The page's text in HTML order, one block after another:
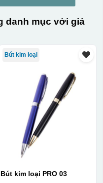
danh mục với giá
Bút kim loại
Bút kim loại PRO 03